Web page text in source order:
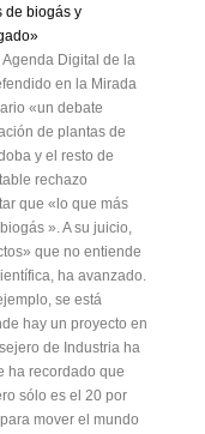
de biogás y
Digital de la
en la Mirada
«un debate
de plantas de
y el resto de
rechazo
que «lo que más
». A su juicio,
que no entiende
ha avanzado.
se está
hay un proyecto en
de Industria ha
ha recordado que
sólo es el 20 por
mover el mundo